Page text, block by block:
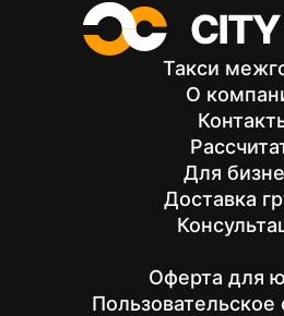
Такси
О
Для
Доставка
Оферта для
Пользовательское